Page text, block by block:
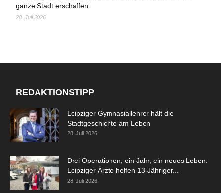
ganze Stadt erschaffen
28. Juli 2026
REDAKTIONSTIPP
Leipziger Gymnasiallehrer hält die
Stadtgeschichte am Leben
28. Juli 2026
Drei Operationen, ein Jahr, ein neues Leben:
Leipziger Ärzte helfen 13-Jähriger...
28. Juli 2026